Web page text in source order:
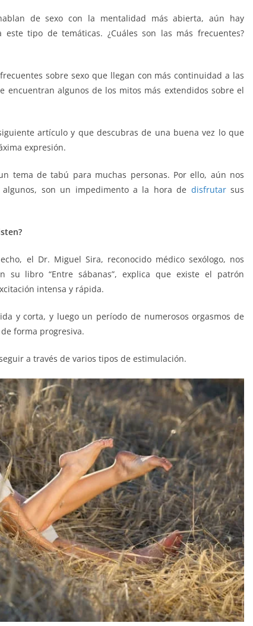
de sexo con la mentalidad más abierta, aún hay
tipo de temáticas. ¿Cuáles son las más frecuentes?
sobre sexo que llegan con más continuidad a las
encuentran algunos de los mitos más extendidos sobre el
artículo y que descubras de una buena vez lo que
expresión.
tema de tabú para muchas personas. Por ello, aún nos
son un impedimento a la hora de disfrutarsus
el Dr. Miguel Sira, reconocido médico sexólogo, nos
su libro “Entre sábanas”, explica que existe el patrón
intensa y rápida.
y corta, y luego un período de numerosos orgasmos de
forma progresiva.
a través de varios tipos de estimulación.